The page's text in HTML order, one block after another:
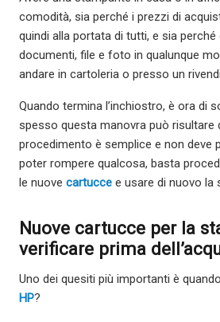
comodità, sia perché i prezzi di
quindi alla portata di tutti, e sia
documenti, file e foto in qualunque
andare in cartoleria o presso un
Quando termina l’inchiostro, è ora di
spesso questa manovra può risultare
procedimento è semplice e non deve
poter rompere qualcosa, basta
le nuove cartucce e usare di nuovo la
Nuove cartucce per la
verificare prima
Uno dei quesiti più importanti è
HP?